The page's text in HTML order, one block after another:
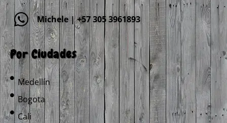
Michele | +57 305 3961893
Por Ciudades
Medellín
Bogota
Cali